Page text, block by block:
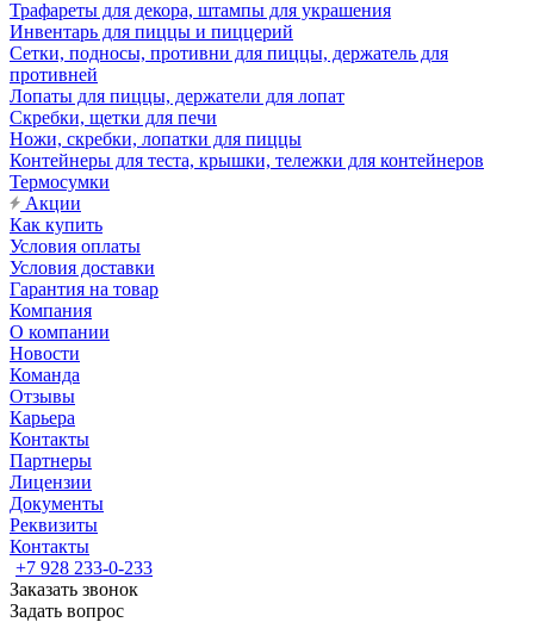
Трафареты для декора, штампы для украшения
Инвентарь для пиццы и пиццерий
Сетки, подносы, противни для пиццы, держатель для
противней
Лопаты для пиццы, держатели для лопат
Скребки, щетки для печи
Ножи, скребки, лопатки для пиццы
Контейнеры для теста, крышки, тележки для контейнеров
Термосумки
Акции
Как купить
Условия оплаты
Условия доставки
Гарантия на товар
Компания
О компании
Новости
Команда
Отзывы
Карьера
Контакты
Партнеры
Лицензии
Документы
Реквизиты
Контакты
+7 928 233-0-233
Заказать звонок
Задать вопрос